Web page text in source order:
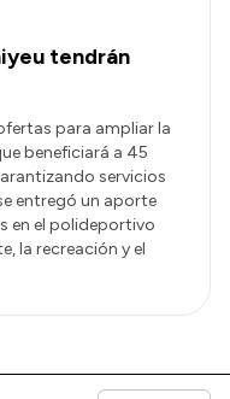
tendrán
para ampliar la
beneficiará a 45
servicios
entregó un aporte
en el polideportivo
la recreación y el